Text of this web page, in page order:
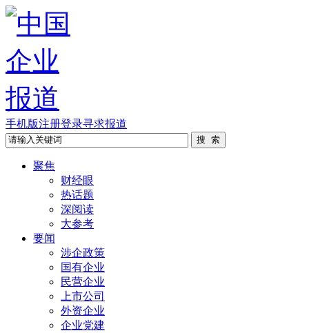
手机版注册登录寻求报道
聚焦
财经眼
热话题
深阅读
大参考
要闻
涉企政策
国有企业
民营企业
上市公司
外资企业
企业党建